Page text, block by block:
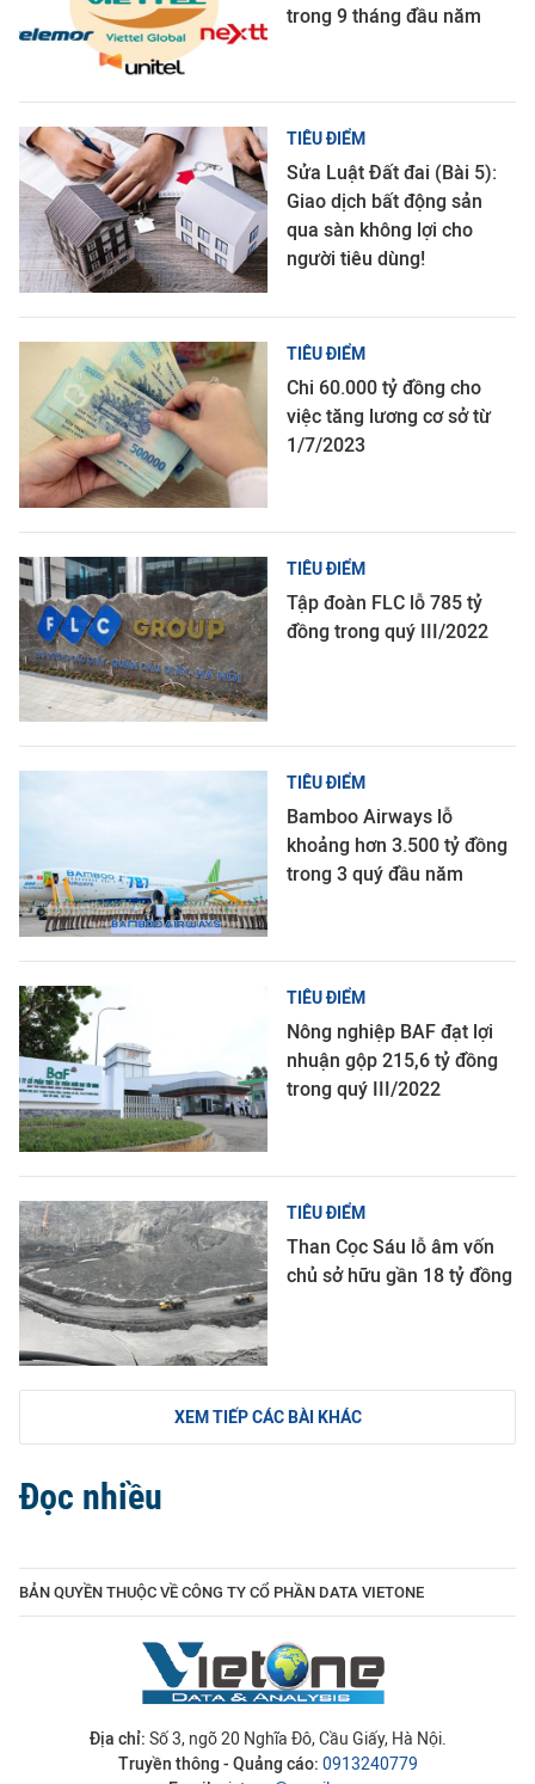
trong 9 tháng đầu năm
TIÊU ĐIỂM
Sửa Luật Đất đai (Bài 5):
Giao dịch bất động sản
qua sàn không lợi cho
người tiêu dùng!
TIÊU ĐIỂM
Chi 60.000 tỷ đồng cho
việc tăng lương cơ sở từ
1/7/2023
TIÊU ĐIỂM
Tập đoàn FLC lỗ 785 tỷ
đồng trong quý III/2022
TIÊU ĐIỂM
Bamboo Airways lỗ
khoảng hơn 3.500 tỷ đồng
trong 3 quý đầu năm
TIÊU ĐIỂM
Nông nghiệp BAF đạt lợi
nhuận gộp 215,6 tỷ đồng
trong quý III/2022
TIÊU ĐIỂM
Than Cọc Sáu lỗ âm vốn
chủ sở hữu gần 18 tỷ đồng
XEM TIẾP CÁC BÀI KHÁC
Đọc nhiều
BẢN QUYỀN THUỘC VỀ CÔNG TY CỔ PHẦN DATA VIETONE
Địa chỉ: Số 3, ngõ 20 Nghĩa Đô, Cầu Giấy, Hà Nội.
Truyền thông - Quảng cáo: 0913240779